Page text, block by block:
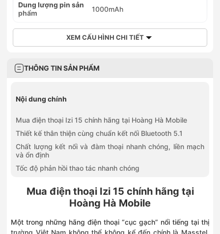
28 Trần Phú, Phường Hà Đông, Hà Nội
0915963222
59 Quang Trung, Xã Vân Đình, Hà Nội
0968789651
749 Giải Phóng, Phường Tương Mai, Hà Nội
1060 Đường 3/2, Phường Phú Thọ, Hồ Chí Minh
0902840419
0838302255
347 Hoàng Văn Thụ, Phường Tân Sơn Hòa, Hồ Chí Minh
0787395397
0352024770
672–674 Lê Hồng Phong, Phường Vườn Lài, Hồ Chí Minh
258 Ngô Gia Tự, Phường Kinh Bắc, Bắc Ninh
0886869338
Dung lượng pin sản
phẩm
1000mAh
XEM CẤU HÌNH CHI TIẾT
THÔNG TIN SẢN PHẨM
Nội dung chính
Mua điện thoại Izi 15 chính hãng tại Hoàng Hà Mobile
Thiết kế thân thiện cùng chuẩn kết nối Bluetooth 5.1
Chất lượng kết nối và đàm thoại nhanh chóng, liền mạch
và ổn định
Tốc độ phản hồi thao tác nhanh chóng
Mua điện thoại Izi 15 chính hãng tại
Hoàng Hà Mobile
Một trong những hãng điện thoại “cục gạch” nổi tiếng tại thị